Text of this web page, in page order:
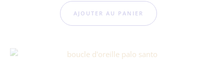
AJOUTER AU PANIER